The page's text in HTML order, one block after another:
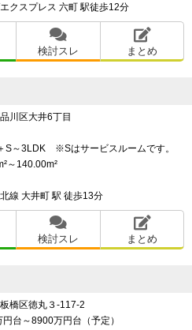
クスプレス 六町 駅徒歩12分
検討スレ まとめ
川区大井6丁目
S～3LDK ※Sはサービスルームです。
～140.00m²
線 大井町 駅 徒歩13分
検討スレ まとめ
橋区徳丸３-117-2
台～8900万円台（予定）